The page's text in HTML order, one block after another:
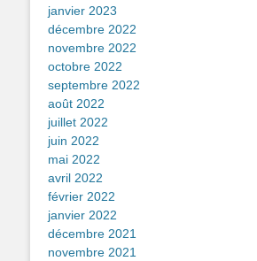
janvier 2023
décembre 2022
novembre 2022
octobre 2022
septembre 2022
août 2022
juillet 2022
juin 2022
mai 2022
avril 2022
février 2022
janvier 2022
décembre 2021
novembre 2021